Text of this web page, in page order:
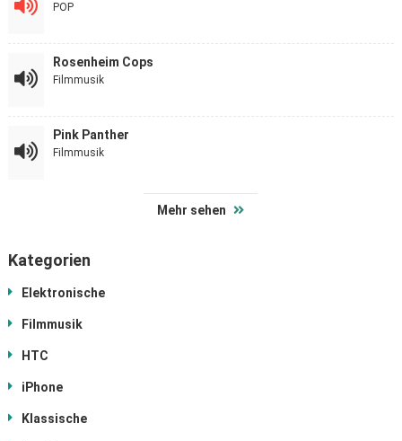
POP
Rosenheim Cops
Filmmusik
Pink Panther
Filmmusik
Mehr sehen
Kategorien
Elektronische
Filmmusik
HTC
iPhone
Klassische